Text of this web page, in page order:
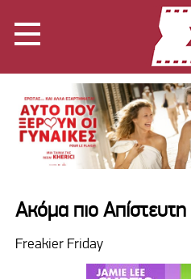
Aκόμα πιο
Freakier Friday